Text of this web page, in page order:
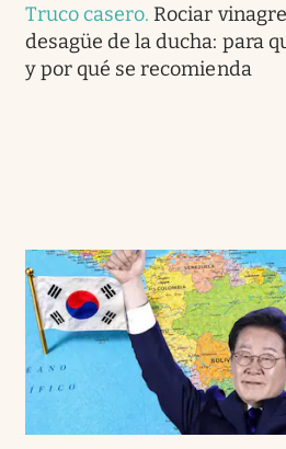
Truco casero. Rociar
desagüe de la ducha: para
y por qué se recomienda